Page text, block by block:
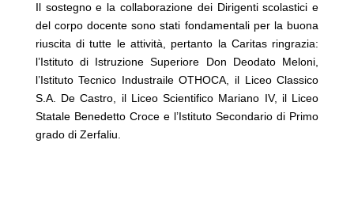
Il sostegno e la collaborazione dei Dirigenti scolastici e
del corpo docente sono stati fondamentali per la buona
riuscita di tutte le attività, pertanto la Caritas ringrazia:
l’Istituto di Istruzione Superiore Don Deodato Meloni,
l’Istituto Tecnico Industraile OTHOCA, il Liceo Classico
S.A. De Castro, il Liceo Scientifico Mariano IV, il Liceo
Statale Benedetto Croce e l’Istituto Secondario di Primo
grado di Zerfaliu.